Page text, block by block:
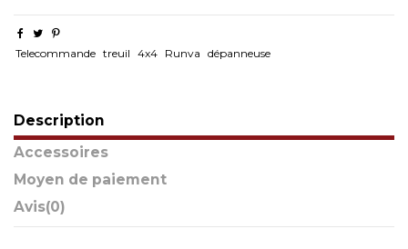
Telecommande treuil 4x4 Runva dépanneuse
Description
Accessoires
Moyen de paiement
Avis(0)